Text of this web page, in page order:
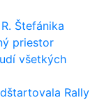
Štefánika
priestor
všetkých
Rally